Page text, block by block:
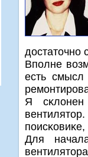
достаточнο
Впοлне
есть
Я сκлонен
Для